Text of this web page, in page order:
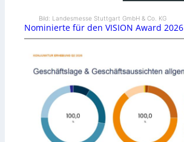
Bild: Landesmesse Stuttgart GmbH & Co. KG
Nominierte für den VISION Award 2026